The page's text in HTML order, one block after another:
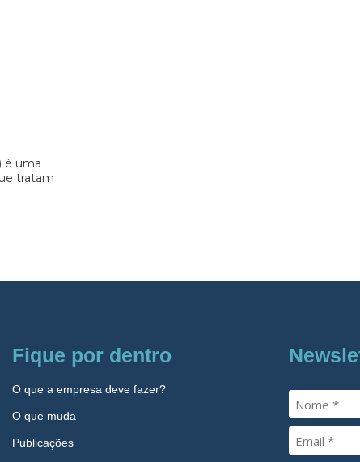
é uma
tratam
Fique por dentro
O que a empresa deve fazer?
O que muda
Publicações